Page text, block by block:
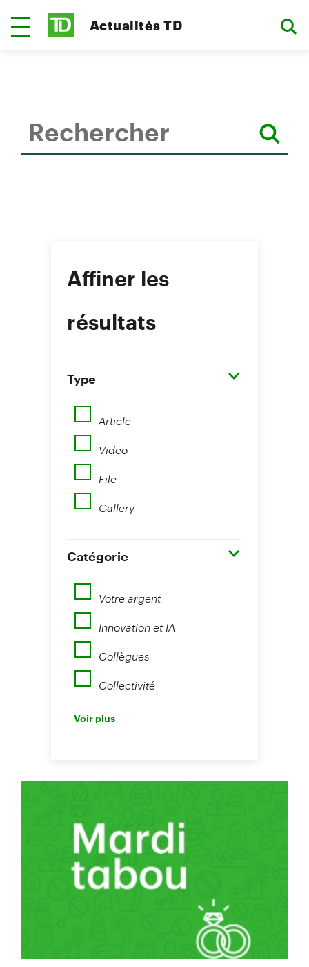
Actualités TD
Affiner les
résultats
Type
Article
Video
File
Gallery
Catégorie
Votre argent
Innovation et IA
Collègues
Collectivité
Perspectives
Voir plus